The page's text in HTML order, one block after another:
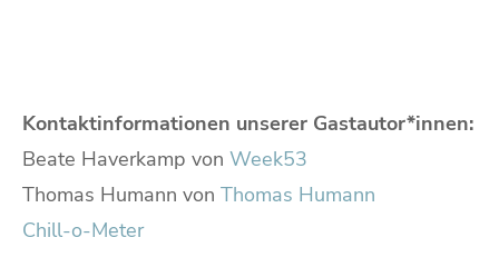
Kontaktinformationen unserer Gastautor*innen:
Beate Haverkamp von Week53
Thomas Humann von Thomas Humann
Chill-o-Meter